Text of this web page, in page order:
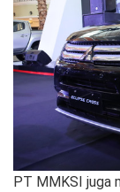
PT MMKSI juga